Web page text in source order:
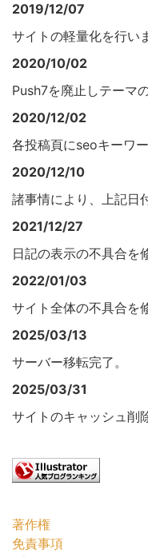
2019/12/07
サイトの軽量化を行い
2020/10/02
Push7を廃止しテーマ
2020/12/02
各投稿頁にseoキーワ
2020/12/10
諸事情により、上記日
2021/12/27
日記の表示の不具合を
2022/01/03
サイト全体の不具合を
2025/03/13
サーバー移転完了。
2025/03/31
サイトのキャッシュ削
著作権
免責事項